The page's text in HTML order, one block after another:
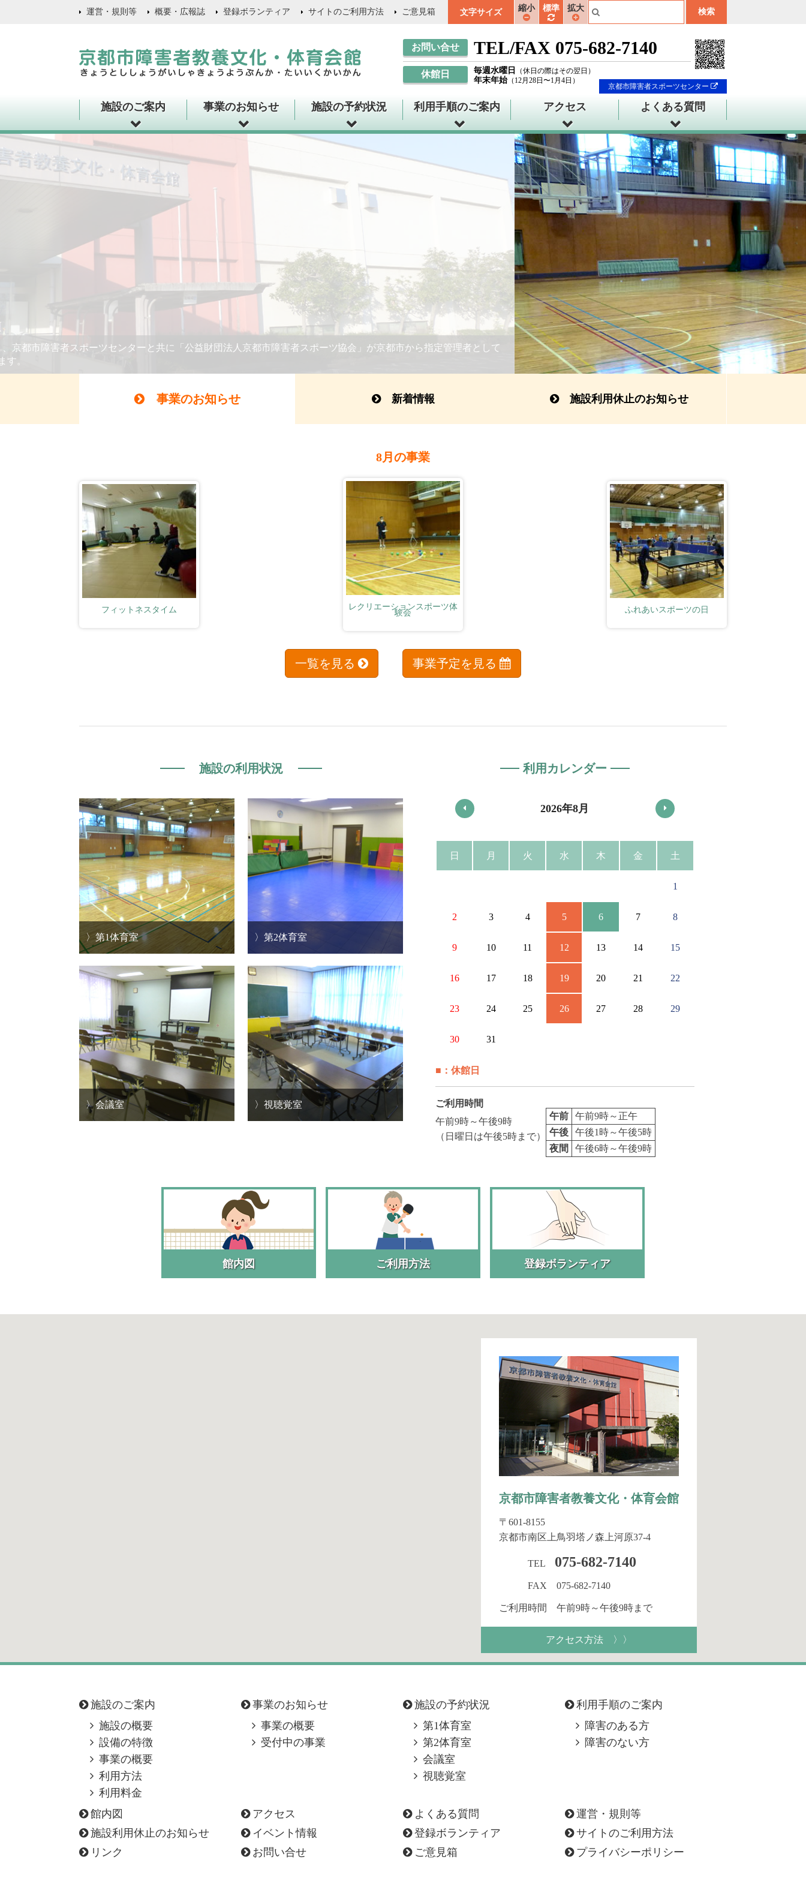
運営・規則等 概要・広報誌 登録ボランティア サイトのご利用方法 ご意見箱 文字サイズ 縮小 標準 拡大
お問い合せ TEL/FAX 075-682-7140
休館日 毎週水曜日 （休日の際はその翌日）
年末年始（12月28日〜1月4日）
京都市障害者スポーツセンター
施設のご案内 事業のお知らせ 施設の予約状況 利用手順のご案内 アクセス よくある質問
当協会は障害のある人々の健康の維持・増進を図るとともに、なお一層の社会参加を促進するため、文化活動やスポーツ・レクリエーション活動等
事業のお知らせ 新着情報 施設利用休止のお知らせ
8月の事業
フィットネスタイム レクリエーションスポーツ体
験会 ふれあいスポーツの日
一覧を見る 事業予定を見る
施設の利用状況
第1体育室 第2体育室
会議室 視聴覚室
利用カレンダー
2026年8月
日 月 火 水 木 金 土
1
2 3 4 5 6 7 8
9 10 11 12 13 14 15
16 17 18 19 20 21 22
23 24 25 26 27 28 29
30 31
■：休館日
ご利用時間
午前9時～午後9時
（日曜日は午後5時まで）
午前
午前9時～正午
午後
午後1時～午後5時
夜間
午後6時～午後9時
館内図 ご利用方法 登録ボランティア
京都市障害者教養文化・体育会館
〒601-8155
京都市南区上鳥羽塔ノ森上河原37-4
TEL 075-682-7140
FAX 075-682-7140
ご利用時間 午前9時～午後9時まで
アクセス方法 〉〉
施設のご案内
施設の概要
設備の特徴
事業の概要
利用方法
利用料金
事業のお知らせ
事業の概要
受付中の事業
施設の予約状況
第1体育室
第2体育室
会議室
視聴覚室
利用手順のご案内
障害のある方
障害のない方
館内図 アクセス よくある質問
運営・規則等
施設利用休止のお知らせ
イベント情報 登録ボランティア
サイトのご利用方法
リンク
お問い合せ ご意見箱 プライバシーポリシー